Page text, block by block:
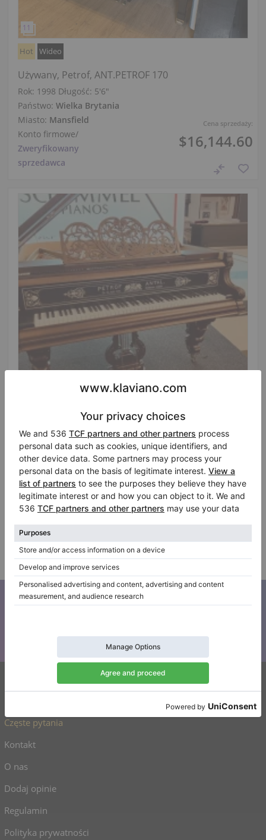
Cena sprzedaży:
$16,144.60
Hot Wideo
Używany, Petrof, ANT.PETROF 170
Rok: 1998 Długość: 5′6″
Państwo: Wielka Brytania
Miasto: Mansfield
Konto firmowe/
Zweryfikowany
sprzedawca
Cena sprzedaży:
Hot
Petrof ANT.PETROF 170 — odrestaurowany
fortepian salonowy z 1882 r.
Rok: 1882 Długość:5′6″
Państwo:Niemcy
Miasto:Berlin
Konto firmowe/
Zweryfikowany
sprzedawca
Zapisz się do naszego newslettera
Częste pytania
Kontakt
O nas
Dodaj opinie
Regulamin
Polityka prywatności